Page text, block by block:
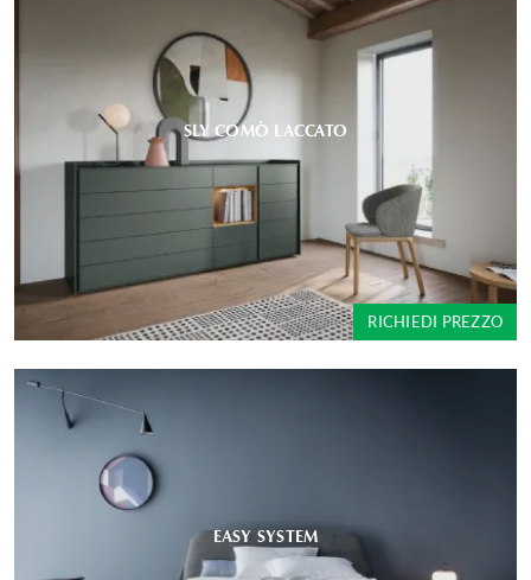
SLY COMÒ LACCATO
RICHIEDI PREZZO
EASY SYSTEM